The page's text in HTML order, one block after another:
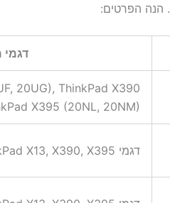
20UG), ThinkPad X390
X395 (20NL, 20NM)
דגמי ThinkPad X13, X390, X395